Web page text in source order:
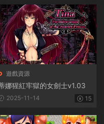
遊戲資源
娜猩紅牢獄的女劍士v1.03
2025-11-14 15